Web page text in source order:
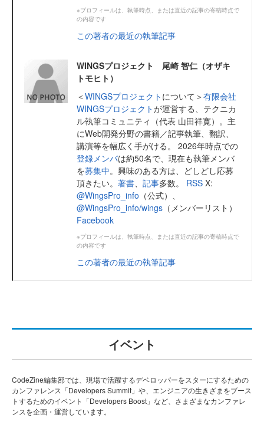
※プロフィールは、執筆時点、または直近の記事の寄稿時点で
の内容です
この著者の最近の執筆記事
WINGSプロジェクト 尾崎 智仁（オザキ
トモヒト）
＜WINGSプロジェクト について＞有限会社
WINGSプロジェクトが運営する、テクニカ
ル執筆コミュニティ（代表 山田祥寛）。主
にWeb開発分野の書籍／記事執筆、翻訳、
講演等を幅広く手がける。 2026年時点での
登録メンバは約50名で、現在も執筆メンバ
を募集中。興味のある方は、どしどし応募
頂きたい。 著書 記事多数。 RSS X:
@WingsPro_info （公式）、
@WingsPro_info/wings （メンバーリスト）
Facebook
※プロフィールは、執筆時点、または直近の記事の寄稿時点で
の内容です
この著者の最近の執筆記事
イベント
CodeZine編集部では、現場で活躍するデベロッパーをスターにするための
カンファレンス「Developers Summit」や、エンジニアの生きざまをブース
トするためのイベント「Developers Boost」など、さまざまなカンファレ
ンスを企画・運営しています。